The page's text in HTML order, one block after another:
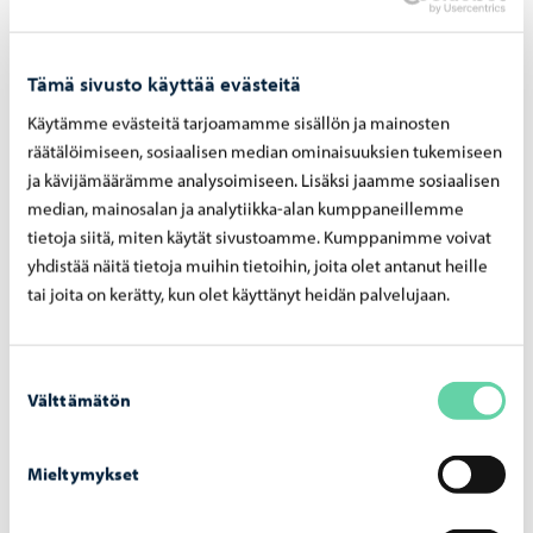
Tämä sivusto käyttää evästeitä
Käytämme evästeitä tarjoamamme sisällön ja mainosten
räätälöimiseen, sosiaalisen median ominaisuuksien tukemiseen
ja kävijämäärämme analysoimiseen. Lisäksi jaamme sosiaalisen
median, mainosalan ja analytiikka-alan kumppaneillemme
tietoja siitä, miten käytät sivustoamme. Kumppanimme voivat
yhdistää näitä tietoja muihin tietoihin, joita olet antanut heille
tai joita on kerätty, kun olet käyttänyt heidän palvelujaan.
valinta
Välttämätön
Mieltymykset
Hin­nas­to ja vuo­ro­jen ha­ke­mi­nen